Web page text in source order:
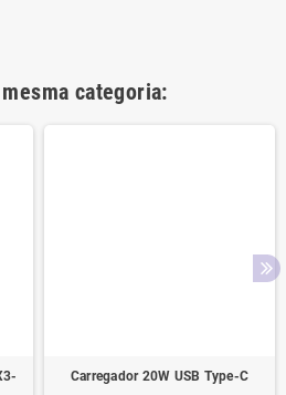
categoria:
Carregador 20W USB Type-C